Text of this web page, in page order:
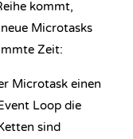
kommt,
Microtasks
Zeit:
Microtask einen
Loop die
sind